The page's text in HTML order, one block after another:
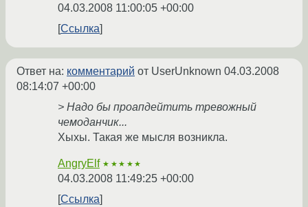
04.03.2008 11:00:05 +00:00
Ссылка
Ответ на: комментарий от UserUnknown 04.03.2008
08:14:07 +00:00
> Надо бы проапдейтить тревожный
чемоданчик...
Хыхы. Такая же мысля возникла.
AngryElf ★★★★★
04.03.2008 11:49:25 +00:00
Ссылка